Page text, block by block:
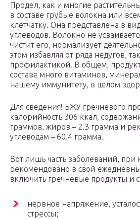
Продел, как и многие
в составе грубые волокна или
клетчатку. Она представлена в
углеводов. Волокно не
чистит его, нормализует
этом избавляя от ряда недугов,
профилактикой. В общем,
составе много витаминов,
нашему иммунитету, в целом
Для сведения! БЖУ гречневого
калорийность 306 ккал,
граммов, жиров – 2.3 грамма и
углеводам – 60.4 грамма.
Вот лишь часть заболеваний, при
рекомендовано в свой
включить гречневые продукты и
нервное напряжение,
стрессы;